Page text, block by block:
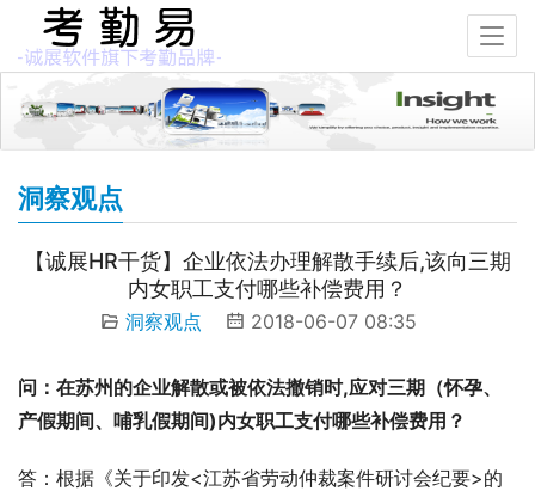
洞察观点
【诚展HR干货】企业依法办理解散手续后,该向三期
内女职工支付哪些补偿费用？
洞察观点 2018-06-07 08:35
问：在苏州的企业解散或被依法撤销时,应对三期（怀孕、
产假期间、哺乳假期间)内女职工支付哪些补偿费用？
答：根据《关于印发<江苏省劳动仲裁案件研讨会纪要>的